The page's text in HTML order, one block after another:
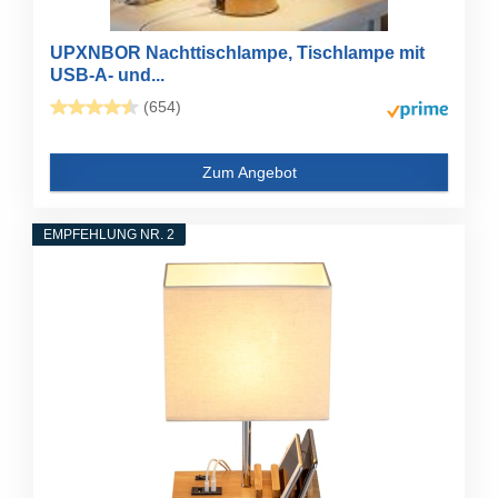
UPXNBOR Nachttischlampe, Tischlampe mit
USB-A- und...
(654)
Zum Angebot
EMPFEHLUNG NR. 2